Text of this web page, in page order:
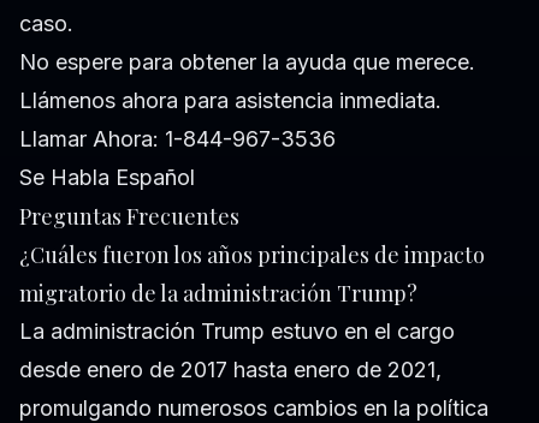
caso.
No espere para obtener la ayuda que merece.
Llámenos ahora para asistencia inmediata.
Llamar Ahora: 1-844-967-3536
Se Habla Español
Preguntas Frecuentes
¿Cuáles fueron los años principales de impacto
migratorio de la administración Trump?
La administración Trump estuvo en el cargo
desde enero de 2017 hasta enero de 2021,
promulgando numerosos cambios en la política